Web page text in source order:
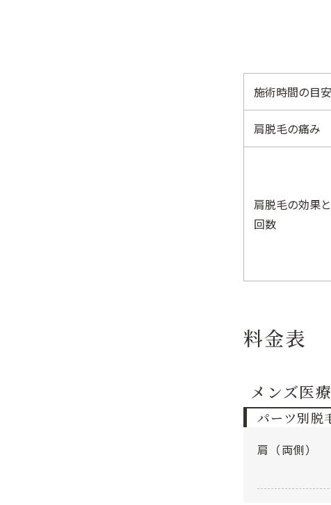
施術時間の目安
肩脱毛の痛み
肩脱毛の効果と
回数
料金表
メンズ医
パーツ別脱
肩（両側）